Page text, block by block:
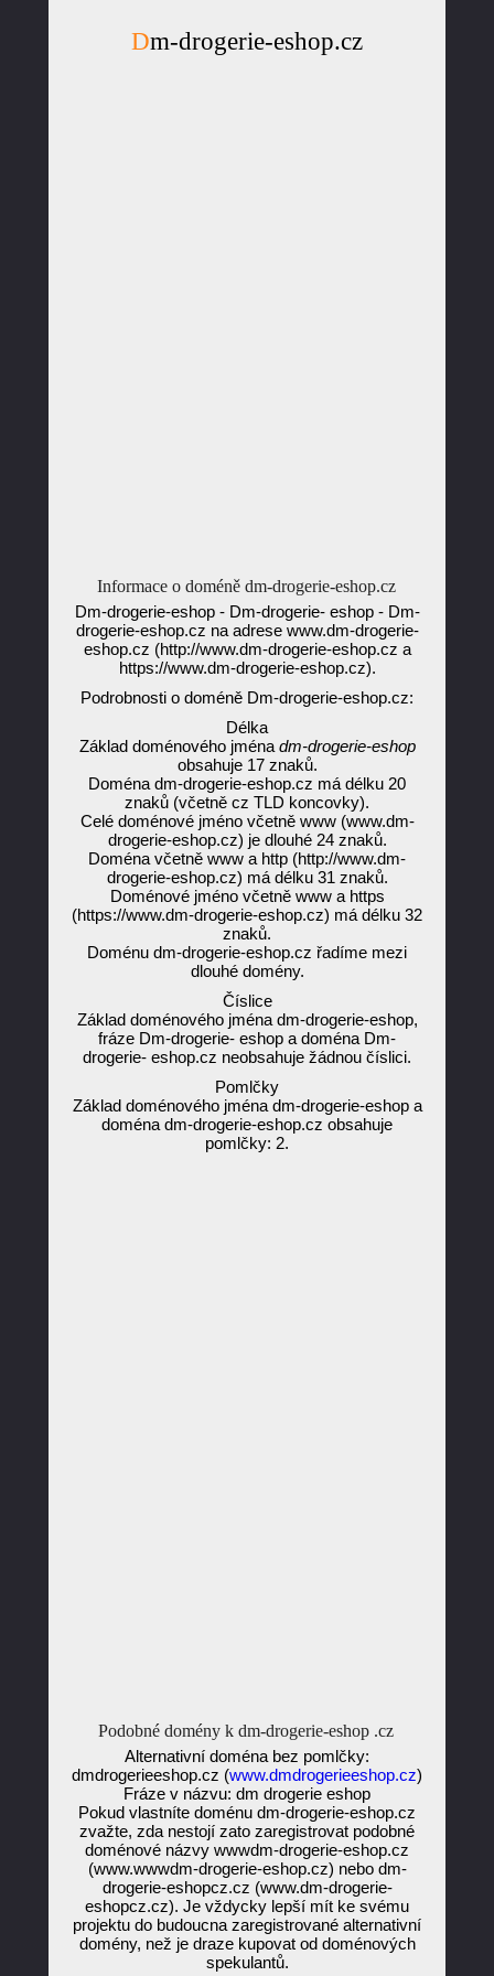
Dm-drogerie-eshop.cz
Informace o doméně dm-drogerie-eshop.cz
Dm-drogerie-eshop - Dm-drogerie- eshop - Dm-
drogerie-eshop.cz na adrese www.dm-drogerie-
eshop.cz (http://www.dm-drogerie-eshop.cz a
https://www.dm-drogerie-eshop.cz).
Podrobnosti o doméně Dm-drogerie-eshop.cz:
Délka
Základ doménového jména dm-drogerie-eshop
obsahuje 17 znaků.
Doména dm-drogerie-eshop.cz má délku 20
znaků (včetně cz TLD koncovky).
Celé doménové jméno včetně www (www.dm-
drogerie-eshop.cz) je dlouhé 24 znaků.
Doména včetně www a http (http://www.dm-
drogerie-eshop.cz) má délku 31 znaků.
Doménové jméno včetně www a https
(https://www.dm-drogerie-eshop.cz) má délku 32
znaků.
Doménu dm-drogerie-eshop.cz řadíme mezi
dlouhé domény.
Číslice
Základ doménového jména dm-drogerie-eshop,
fráze Dm-drogerie- eshop a doména Dm-
drogerie- eshop.cz neobsahuje žádnou číslici.
Pomlčky
Základ doménového jména dm-drogerie-eshop a
doména dm-drogerie-eshop.cz obsahuje
pomlčky: 2.
Podobné domény k dm-drogerie-eshop .cz
Alternativní doména bez pomlčky:
dmdrogerieeshop.cz (www.dmdrogerieeshop.cz)
Fráze v názvu: dm drogerie eshop
Pokud vlastníte doménu dm-drogerie-eshop.cz
zvažte, zda nestojí zato zaregistrovat podobné
doménové názvy wwwdm-drogerie-eshop.cz
(www.wwwdm-drogerie-eshop.cz) nebo dm-
drogerie-eshopcz.cz (www.dm-drogerie-
eshopcz.cz). Je vždycky lepší mít ke svému
projektu do budoucna zaregistrované alternativní
domény, než je draze kupovat od doménových
spekulantů.